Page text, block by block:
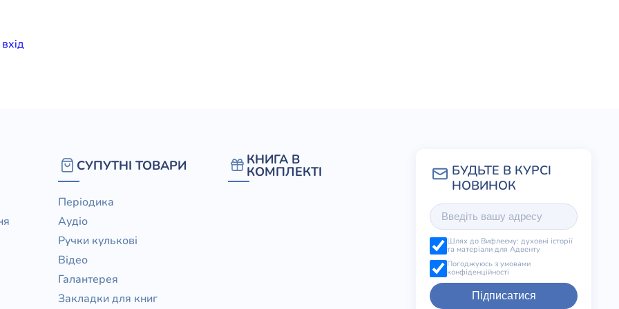
вхiд
СУПУТНІ ТОВАРИ
Періодика
Аудіо
Ручки кулькові
Відео
Галантерея
Закладки для книг
КНИГА В
КОМПЛЕКТІ
Шлях до Вифлеєму: духовні історії
та матеріали для Адвенту
Погоджуюсь з умовами
конфіденційності
Підписатися